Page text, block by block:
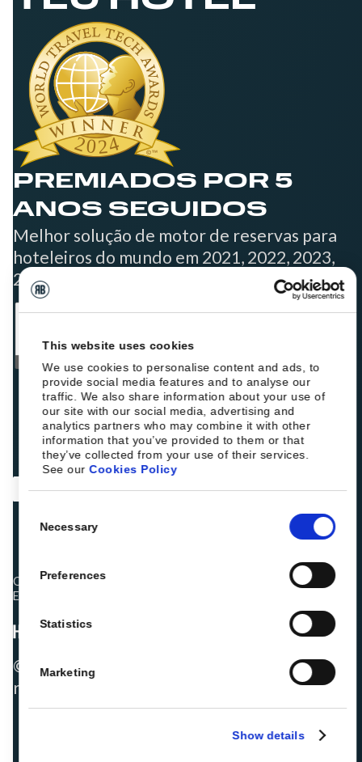
This website uses cookies
We use cookies to personalise content and ads, to
provide social media features and to analyse our
traffic. We also share information about your use of
our site with our social media, advertising and
analytics partners who may combine it with other
information that you’ve provided to them or that
they’ve collected from your use of their services.
See ourCookies Policy
Selection
Necessary
Preferences
Statistics
Marketing
Show details
PREMIADOS POR 5
ANOS SEGUIDOS
Melhor solução de motor de reservas para
hoteleiros do mundo em 2021, 2022, 2023,
2024 e 2025
Os colegas hoteleiros estão a classificar a Roiback como
Excelente:
© 2026 ROIBACK, Inc. Todos os direitos
reservados